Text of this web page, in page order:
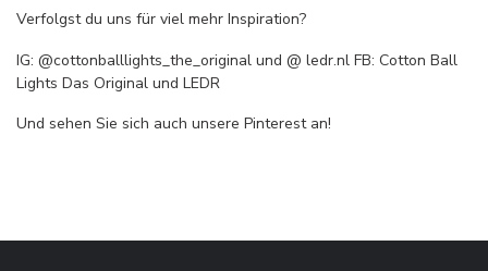
Verfolgst du uns für viel mehr Inspiration?
IG: @cottonballlights_the_original und @ ledr.nl FB: Cotton Ball
Lights Das Original und LEDR
Und sehen Sie sich auch unsere Pinterest an!